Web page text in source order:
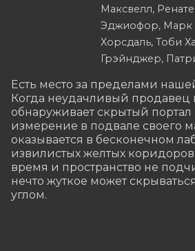
Максвелл,
Эджиофор, Марк
Хорсдаль, Тоби
Грэйнджер,
Есть место за пределами
Когда неудачливый продавец
обнаруживает скрытый портал
измерение в подвале своего
оказывается в бесконечном
извилистых желтых
время и пространство не
нечто жуткое может
углом.